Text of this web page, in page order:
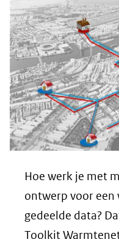
Hoe werk je met
ontwerp voor een
gedeelde data?
Toolkit